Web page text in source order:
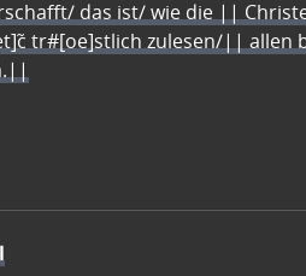
das ist/ wie die ||
tr#[oe]stlich zulesen/|| allen